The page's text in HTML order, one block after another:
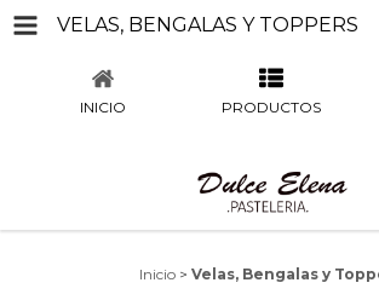
VELAS, BENGALAS Y TOPPERS
INICIO PRODUCTOS
Inicio > Velas, Bengalas y